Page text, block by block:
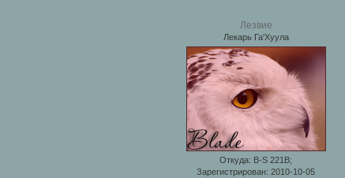
Лезвие
Лекарь Га'Хуула
Откуда: B-S 221B;
Зарегистрирован: 2010-10-05